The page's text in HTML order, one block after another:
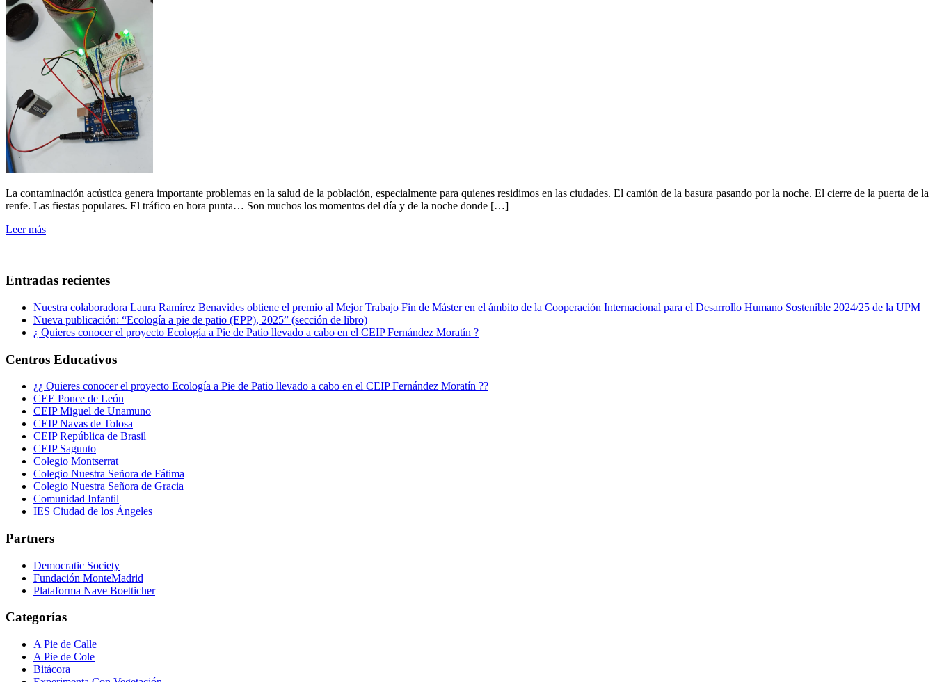
La contaminación acústica genera importante problemas en la salud de la población, especialmente para quienes residimos en las ciudades. El camión de la basura pasando por la noche. El cierre de la puerta de la
renfe. Las fiestas populares. El tráfico en hora punta… Son muchos los momentos del día y de la noche donde […]
Leer más
Entradas recientes
Nuestra colaboradora Laura Ramírez Benavides obtiene el premio al Mejor Trabajo Fin de Máster en el ámbito de la Cooperación Internacional para el Desarrollo Humano Sostenible 2024/25 de la UPM
Nueva publicación: “Ecología a pie de patio (EPP), 2025” (sección de libro)
¿ Quieres conocer el proyecto Ecología a Pie de Patio llevado a cabo en el CEIP Fernández Moratín ?
Centros Educativos
¿¿ Quieres conocer el proyecto Ecología a Pie de Patio llevado a cabo en el CEIP Fernández Moratín ??
CEE Ponce de León
CEIP Miguel de Unamuno
CEIP Navas de Tolosa
CEIP República de Brasil
CEIP Sagunto
Colegio Montserrat
Colegio Nuestra Señora de Fátima
Colegio Nuestra Señora de Gracia
Comunidad Infantil
IES Ciudad de los Ángeles
Partners
Democratic Society
Fundación MonteMadrid
Plataforma Nave Boetticher
Categorías
A Pie de Calle
A Pie de Cole
Bitácora